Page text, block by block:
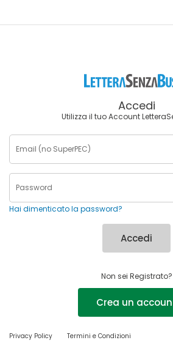
Accedi
Utilizza il tuo Account
Hai dimenticato la password?
Accedi
Non sei Registrato?
Crea un
Privacy Policy Termini e Condizioni